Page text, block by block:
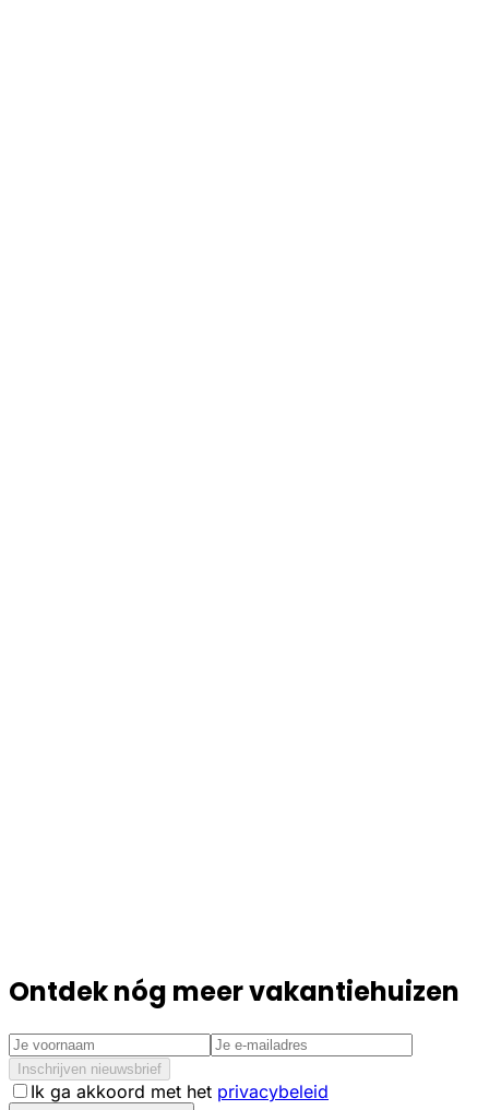
Ontdek nóg meer vakantiehuizen
Inschrijven nieuwsbrief
Ik ga akkoord met het privacybeleid